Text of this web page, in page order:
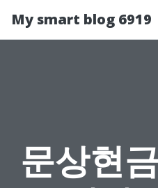
My smart blog 6919
문상현